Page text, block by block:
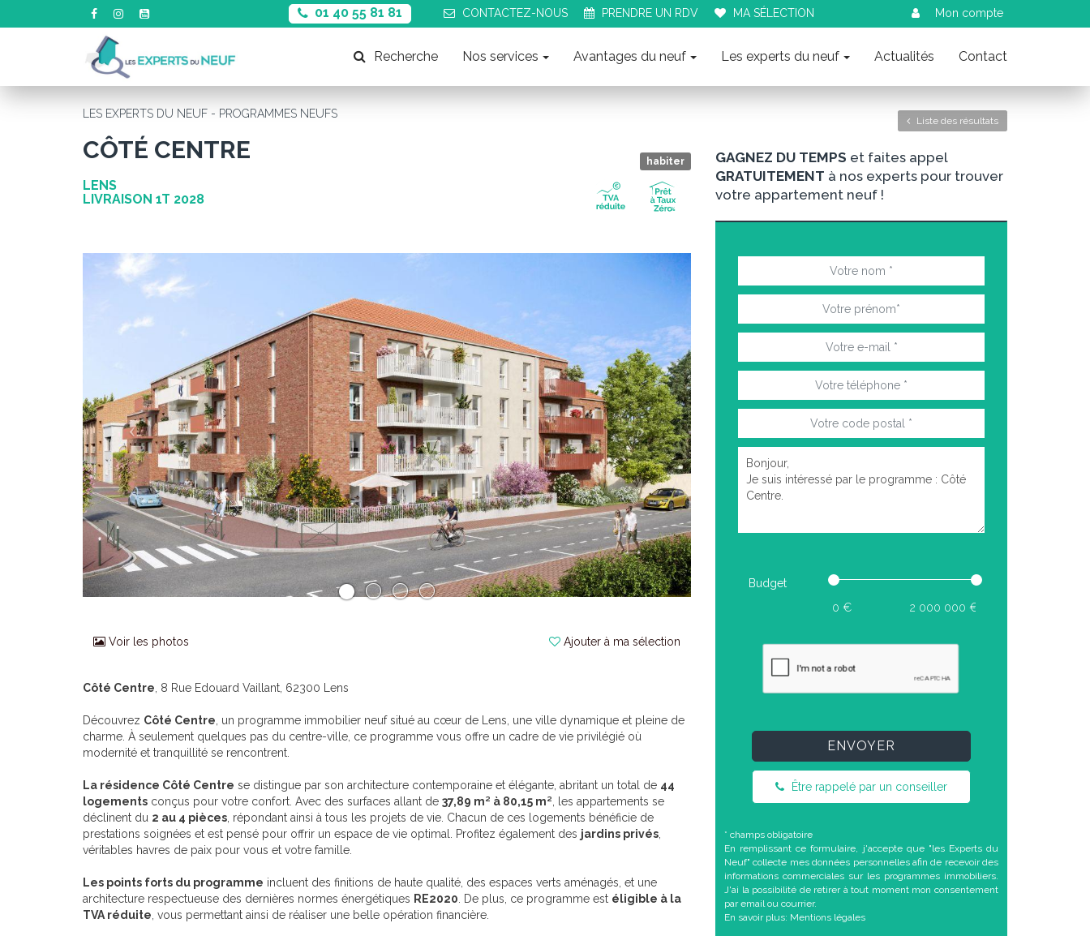
Mon compte
01 40 55 81 81 CONTACTEZ-NOUS PRENDRE UN RDV MA SÉLECTION
Recherche Nos services Avantages du neuf Les experts du neuf Actualités Contact
LES EXPERTS DU NEUF - PROGRAMMES NEUFS
Liste des résultats
habiter
CÔTÉ CENTRE
LENS
LIVRAISON 1T 2028
Précédent Suivant
Voir les photos Ajouter à ma sélection
Côté Centre , 8 Rue Edouard Vaillant, 62300 Lens
Découvrez Côté Centre , un programme immobilier neuf situé au cœur de Lens, une ville dynamique et pleine de
charme. À seulement quelques pas du centre-ville, ce programme vous offre un cadre de vie privilégié où
modernité et tranquillité se rencontrent.
La résidence Côté Centre se distingue par son architecture contemporaine et élégante, abritant un total de 44
logements conçus pour votre confort. Avec des surfaces allant de 37,89 m² à 80,15 m² , les appartements se
déclinent du 2 au 4 pièces , répondant ainsi à tous les projets de vie. Chacun de ces logements bénéficie de
prestations soignées et est pensé pour offrir un espace de vie optimal. Profitez également des jardins privés
véritables havres de paix pour vous et votre famille.
Les points forts du programme incluent des finitions de haute qualité, des espaces verts aménagés, et une
architecture respectueuse des dernières normes énergétiques RE2020 . De plus, ce programme est éligible à la
TVA réduite , vous permettant ainsi de réaliser une belle opération financière.
GAGNEZ DU TEMPS et faites appel
GRATUITEMENT à nos experts pour trouver
votre appartement neuf !
Budget
ENVOYER
Être rappelé par un conseiller
* champs obligatoire
En remplissant ce formulaire, j'accepte que "les Experts du
Neuf" collecte mes données personnelles afin de recevoir des
informations commerciales sur les programmes immobiliers.
J'ai la possibilité de retirer à tout moment mon consentement
par email ou courrier.
En savoir plus: Mentions légales